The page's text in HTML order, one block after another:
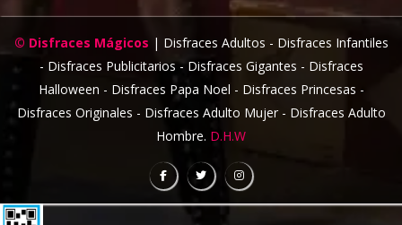
© Disfraces Mágicos | Disfraces Adultos - Disfraces Infantiles
- Disfraces Publicitarios - Disfraces Gigantes - Disfraces
Halloween - Disfraces Papa Noel - Disfraces Princesas -
Disfraces Originales - Disfraces Adulto Mujer - Disfraces Adulto
Hombre. D.H.W